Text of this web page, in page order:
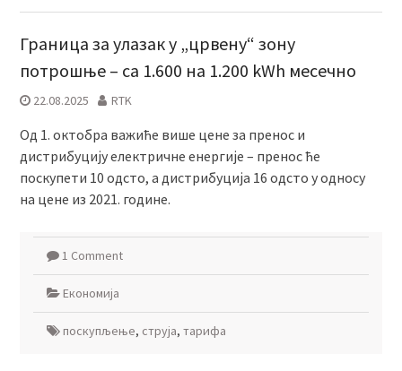
Граница за улазак у „црвену“ зону
потрошње – са 1.600 на 1.200 kWh месечно
22.08.2025 RTK
Од 1. октобра важиће више цене за пренос и
дистрибуцију електричне енергије – пренос ће
поскупети 10 одсто, а дистрибуција 16 одсто у односу
на цене из 2021. године.
1 Comment
Економија
поскупљење, струја, тарифа